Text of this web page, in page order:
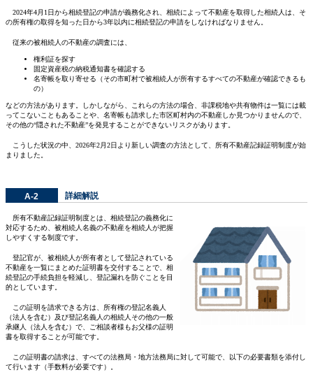
2024年4月1日から相続登記の申請が義務化され、相続によって不動産を取得した相続人は、そ
の所有権の取得を知った日から3年以内に相続登記の申請をしなければなりません。
従来の被相続人の不動産の調査には、
権利証を探す
固定資産税の納税通知書を確認する
名寄帳を取り寄せる（その市町村で被相続人が所有するすべての不動産が確認できるも
の）
などの方法があります。しかしながら、これらの方法の場合、非課税地や共有物件は一覧には載
ってこないこともあることや、名寄帳も請求した市区町村内の不動産しか見つかりませんので、
その他の“隠された不動産”を発見することができないリスクがあります。
こうした状況の中、2026年2月2日より新しい調査の方法として、所有不動産記録証明制度が始
まりました。
A-2 詳細解説
所有不動産記録証明制度とは、相続登記の義務化に
対応するため、被相続人名義の不動産を相続人が把握
しやすくする制度です。
登記官が、被相続人が所有者として登記されている
不動産を一覧にまとめた証明書を交付することで、相
続登記の手続負担を軽減し、登記漏れを防ぐことを目
的としています。
この証明を請求できる方は、所有権の登記名義人
（法人を含む）及び登記名義人の相続人その他の一般
承継人（法人を含む）で、ご相談者様もお父様の証明
書を取得することが可能です。
この証明書の請求は、すべての法務局・地方法務局に対して可能で、以下の必要書類を添付し
て行います（手数料が必要です）。